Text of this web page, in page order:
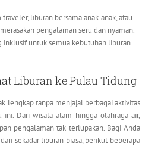
liburan bersama anak-anak, atau
pengalaman seru dan nyaman.
inklusif untuk semua kebutuhan liburan.
Liburan ke Pulau Tidung
lengkap tanpa menjajal berbagai aktivitas
Dari wisata alam hingga olahraga air,
pengalaman tak terlupakan. Bagi Anda
sekadar liburan biasa, berikut beberapa